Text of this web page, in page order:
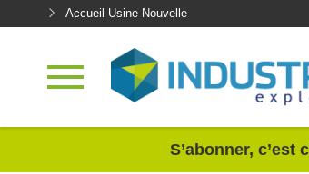
Accueil Usine Nouvelle
S’abonner,